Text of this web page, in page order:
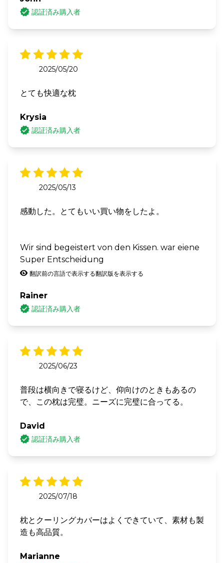
認証済み購入者
2025/05/20
とても快適な枕
Krysia
認証済み購入者
2025/05/13
感動した。とてもいい買い物をしたよ。
Wir sind begeistert von den Kissen. war eiene
Super Entscheidung
翻訳前の言語で表示する翻訳版を表示する
Rainer
認証済み購入者
2025/06/23
普段は横向きで寝るけど、仰向けのときもあるの
で、この枕は完璧。ニーズに完璧に合ってる。
David
認証済み購入者
2025/07/18
枕とクーリングカバーはよくできていて、素材も製
造も高品質。
Marianne